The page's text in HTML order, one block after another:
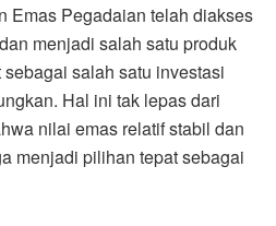
Emas Pegadaian telah diakses
menjadi salah satu produk
salah satu investasi
Hal ini tak lepas dari
nilai emas relatif stabil dan
menjadi pilihan tepat sebagai